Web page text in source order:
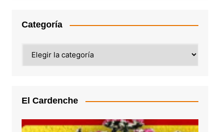
Categoría
El Cardenche